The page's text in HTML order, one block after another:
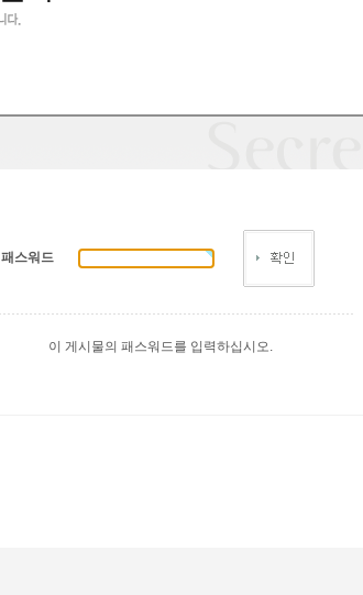
패스워드
이 게시물의 패스워드를 입력하십시오.